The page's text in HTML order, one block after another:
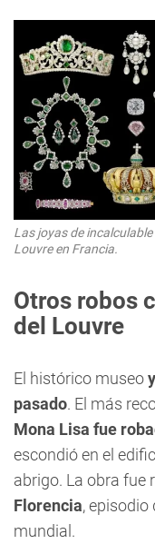
Las joyas de
Louvre en Francia.
Otros robos
del Louvre
El histórico museo
pasado. El más
Mona Lisa fue
escondió en el
abrigo. La obra fue
Florencia,
mundial.